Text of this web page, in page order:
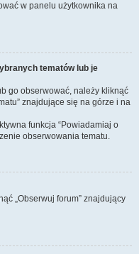
w panelu użytkownika na
tematów lub je
go obserwować, należy kliknąć
znajdujące się na górze i na
funkcja “Powiadamiaj o
obserwowania tematu.
„Obserwuj forum” znajdujący